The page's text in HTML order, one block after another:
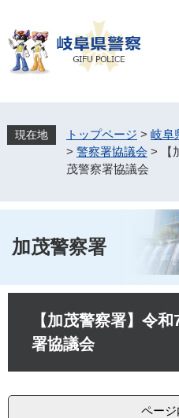
ジ
先
す
ュ
を
し
トップページ > 岐阜
> 警察署協議会 >
茂警察署協議会
加茂警察署
【加茂警察署】令
署協議会
ペー